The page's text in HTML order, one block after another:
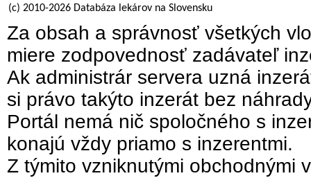
(c) 2010-2026 Databáza lekárov na Slovensku
Za obsah a správnosť všetkých
miere zodpovednosť zadávateľ
Ak administrár servera uzná
si právo takýto inzerát bez
Portál nemá nič spoločného s
konajú vždy priamo s inzerentmi.
Z týmito vzniknutými obchodnými